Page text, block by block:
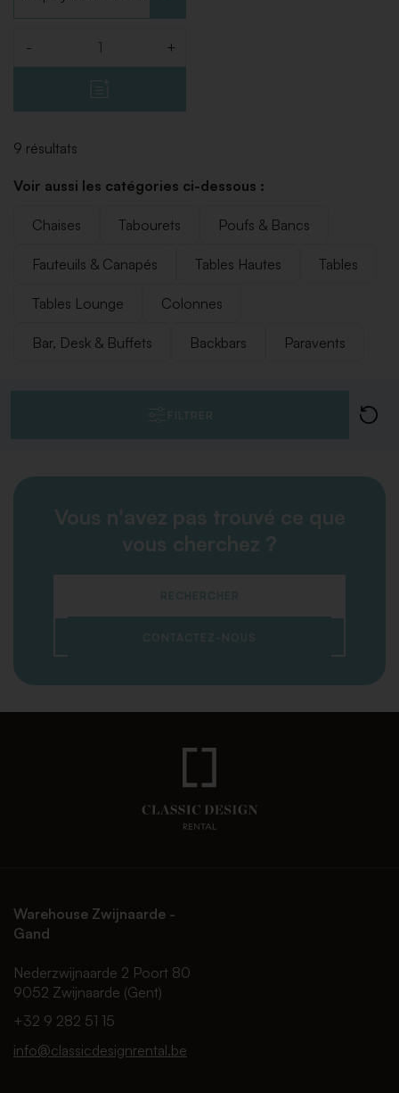
- +
9 résultats
Voir aussi les catégories ci-dessous :
Chaises Tabourets Poufs & Bancs
Fauteuils & Canapés Tables Hautes Tables
Tables Lounge Colonnes
Bar, Desk & Buffets Backbars Paravents
FILTRER
Vous n'avez pas trouvé ce que
vous cherchez ?
RECHERCHER
CONTACTEZ-NOUS
Warehouse Zwijnaarde -
Gand
Nederzwijnaarde 2 Poort 80
9052 Zwijnaarde (Gent)
+32 9 282 51 15
info@classicdesignrental.be